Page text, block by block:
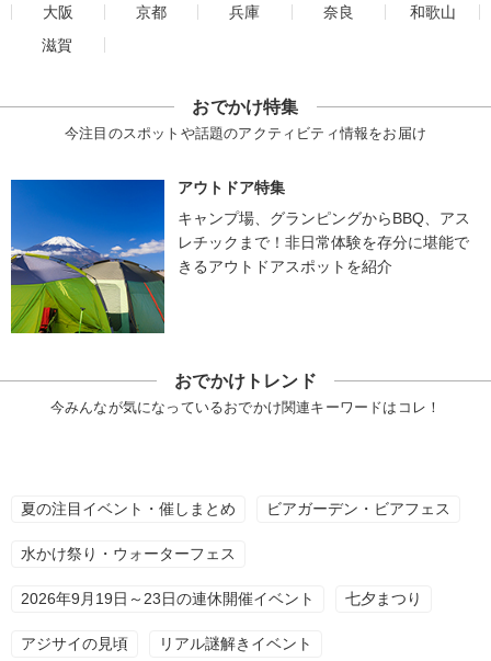
大阪
京都 兵庫 奈良
和歌山
滋賀
おでかけ特集
今注目のスポットや話題のアクティビティ情報をお届け
アウトドア特集
キャンプ場、グランピングからBBQ、アス
レチックまで！非日常体験を存分に堪能で
きるアウトドアスポットを紹介
おでかけトレンド
今みんなが気になっているおでかけ関連キーワードはコレ！
夏の注目イベント・催しまとめ ビアガーデン・ビアフェス
水かけ祭り・ウォーターフェス
2026年9月19日～23日の連休開催イベント 七夕まつり
アジサイの見頃 リアル謎解きイベント